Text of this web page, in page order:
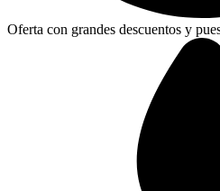
Oferta con grandes descuentos y